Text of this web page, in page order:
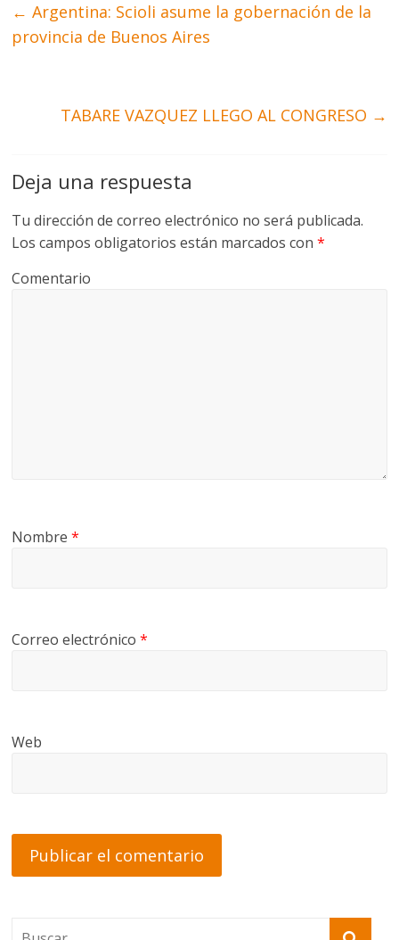
← Argentina: Scioli asume la gobernación de la
provincia de Buenos Aires
TABARE VAZQUEZ LLEGO AL CONGRESO →
Deja una respuesta
Tu dirección de correo electrónico no será publicada.
Los campos obligatorios están marcados con*
Comentario
Nombre*
Correo electrónico*
Web